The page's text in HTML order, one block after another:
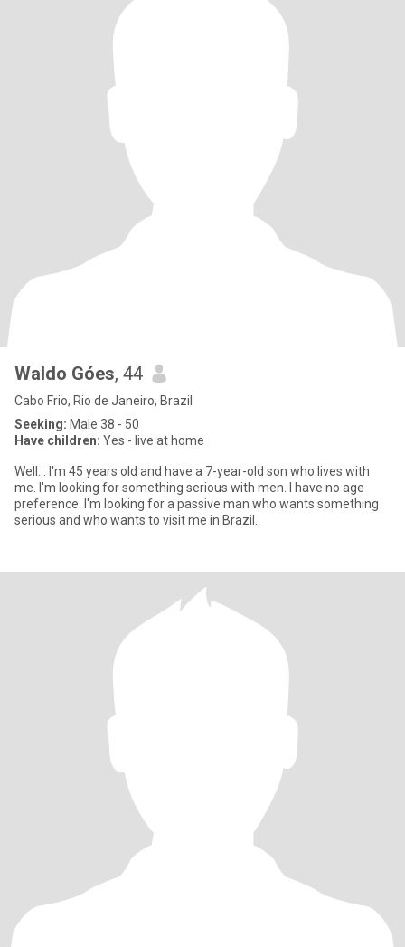
Waldo Góes, 44
Cabo Frio, Rio de Janeiro, Brazil
Seeking: Male 38 - 50
Have children: Yes - live at home
Well... I'm 45 years old and have a 7-year-old son who lives with
me. I'm looking for something serious with men. I have no age
preference. I'm looking for a passive man who wants something
serious and who wants to visit me in Brazil.